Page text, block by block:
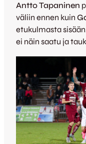
Antto Tapaninen
väliin ennen kuin
etukulmasta
ei näin saatu ja